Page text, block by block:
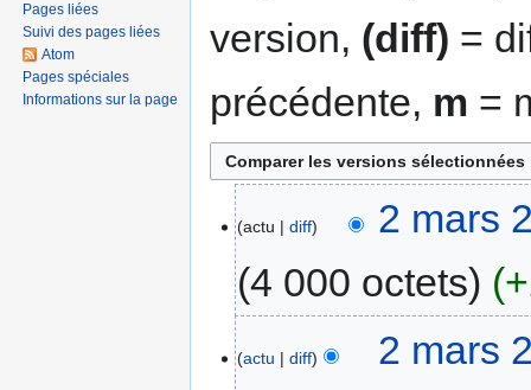
version, (diff) =
précédente, m =
actu diff
2 mars
4 000 octets
actu diff
2 mars
Pages liées
Suivi des pages liées
Atom
Pages spéciales
Informations sur la page